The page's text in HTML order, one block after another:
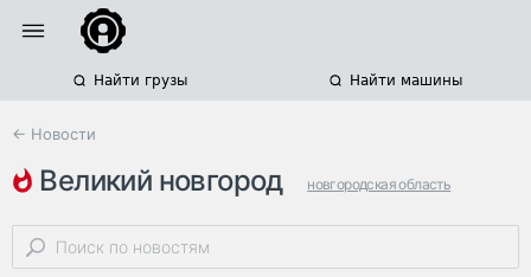
Найти грузы Найти машины
← Новости
великий новгород новгородская область
строительство азс продажа топлива